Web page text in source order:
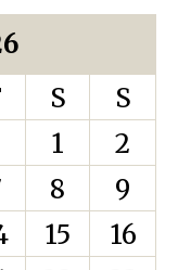
S
S
1
2
8
9
15
16